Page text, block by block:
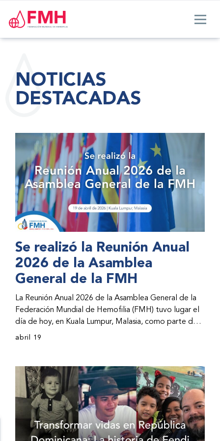
NOTICIAS
DESTACADAS
Se realizó la Reunión Anual
2026 de la Asamblea
General de la FMH
La Reunión Anual 2026 de la Asamblea General de la
Federación Mundial de Hemofilia (FMH) tuvo lugar el
día de hoy, en Kuala Lumpur, Malasia, como parte del
Congreso Mundial 2026 de la FMH. La reunión abarcó
avances por parte de la dirección de la FMH. Al
evento asistieron representantes de las organizaciones
nacionales miembros (ONM) de la FMH y otras partes
interesadas.
abril 19